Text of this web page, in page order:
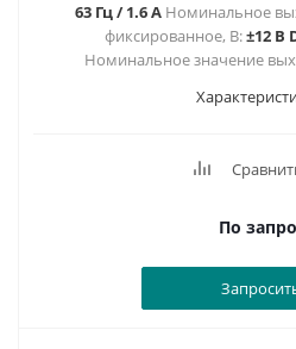
63 Гц / 1.6 A Номинальное
фиксированное, В:±12 В
Номинальное значение
По